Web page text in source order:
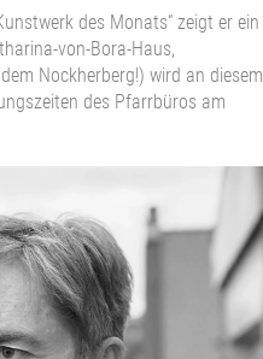
des Monats“ zeigt er ein
von-Bora-Haus,
Nockherberg!) wird an diesem
des Pfarrbüros am